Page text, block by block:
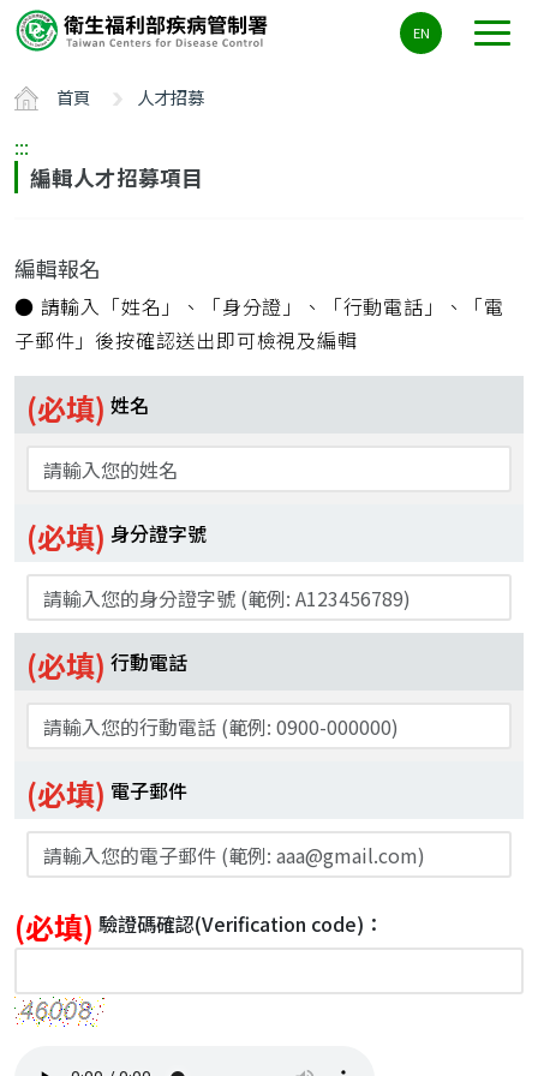
要
容
ALT+C
EN
首頁 人才招募
:::
編輯人才招募項目
編輯報名
● 請輸入「姓名」、「身分證」、「行動電話」、「電
子郵件」後按確認送出即可檢視及編輯
(必填) 姓名
(必填) 身分證字號
(必填) 行動電話
(必填) 電子郵件
(必填) 驗證碼確認(Verification code) ：